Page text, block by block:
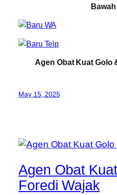
Agen Obat Kuat Golo
May 15, 2025
Agen Obat
Foredi Wajak